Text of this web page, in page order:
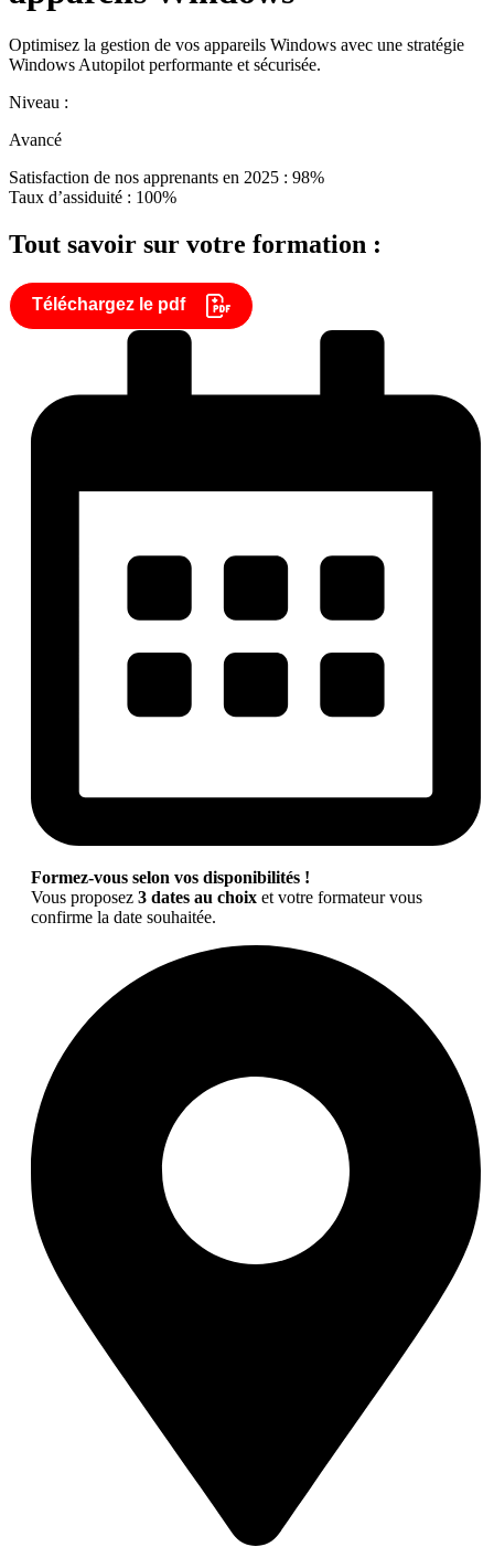
Optimisez la gestion de vos appareils Windows avec une stratégie
Windows Autopilot performante et sécurisée.
Niveau :
Avancé
Satisfaction de nos apprenants en 2025 : 98%
Taux d’assiduité : 100%
Tout savoir sur votre formation :
Téléchargez le pdf
Formez-vous selon vos disponibilités !
Vous proposez 3 dates au choix et votre formateur vous
confirme la date souhaitée.